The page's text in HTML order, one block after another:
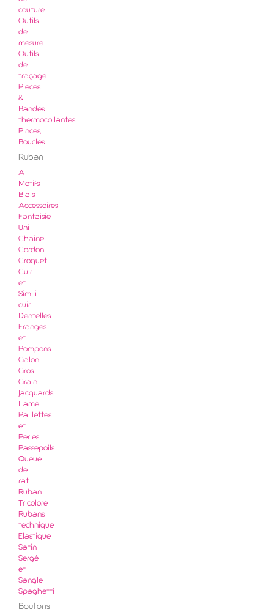
couture
Outils
de
mesure
Outils
de
traçage
Pieces
&
Bandes
thermocollantes
Pinces,
Boucles
Ruban
A
Motifs
Biais
Accessoires
Fantaisie
Uni
Chaine
Cordon
Croquet
Cuir
et
Simili
cuir
Dentelles
Franges
et
Pompons
Galon
Gros
Grain
Jacquards
Lamé
Paillettes
et
Perles
Passepoils
Queue
de
rat
Ruban
Tricolore
Rubans
technique
Elastique
Satin
Sergé
et
Sangle
Spaghetti
Boutons